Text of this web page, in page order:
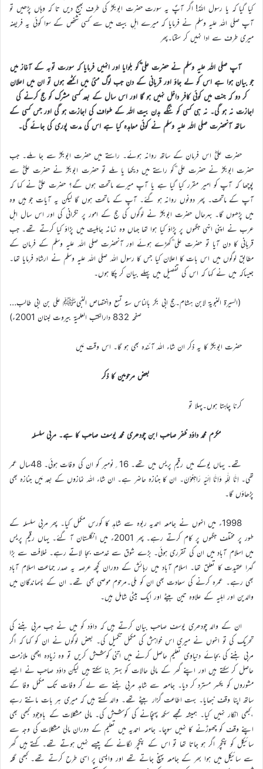
کیا گیا کہ یا رسول اللہؐ! اگر آپؐ یہ سورت حضرت ابوبکرؓ کی طرف بھیج دیں تا کہ وہاں پڑھیں تو
آپ صلی اللہ علیہ وسلم نے فرمایا کہ میرے اہلِ بیت میں سے کسی شخص کے سوا کوئی یہ فریضہ
میری طرف سے ادا نہیں کر سکتا۔پھر
آپ صلی اللہ علیہ وسلم نے حضرت علی ؓکو بلوایا اور انہیں فرمایا کہ سورت توبہ کے آغاز میں
جو بیان ہوا ہے اس کو لے جاؤ اور قربانی کے دن جب لوگ منیٰ میں اکٹھے ہوں تو ان میں اعلان
کر دو کہ جنت میں کوئی کافر داخل نہیں ہو گا اور اس سال کے بعد کسی مشرک کو حج کرنے کی
اجازت نہ ہو گی۔ نہ ہی کسی کو ننگے بدن بیت اللہ کے طواف کی اجازت ہو گی اور جس کسی کے
ساتھ آنحضرت صلی اللہ علیہ وسلم نے کوئی معاہدہ کیا ہے اس کی مدت پوری کی جائے گی۔
حضرت علیؓ اس فرمان کے ساتھ روانہ ہوئے۔ راستے میں حضرت ابوبکرؓ سے جا ملے۔ جب
حضرت ابوبکرؓ نے حضرت علی ؓکو راستے میں دیکھا یا ملے تو حضرت ابوبکرؓ نے حضرت علیؓ سے
پوچھا کہ آپ کو امیر مقرر کیا گیا ہے یا آپ میرے ماتحت ہوں گے؟ حضرت علیؓ نے کہا کہ
آپ کے ماتحت۔ پھر دونوں روانہ ہو گئے۔ آپ کے ماتحت ہوں گا لیکن یہ آیات جو ہیں وہ
میں پڑھوں گا۔ بہرحال حضرت ابوبکرؓ نے لوگوں کی حج کے امور پر نگرانی کی اور اس سال اہل
عرب نے اپنی انہی جگہوں پر پڑاؤ کیا ہوا تھا جہاں وہ زمانہ جاہلیت میں پڑاؤ کیا کرتے تھے۔ جب
قربانی کا دن آیا تو حضرت علی ؓکھڑے ہوئے اور آنحضرت صلی اللہ علیہ وسلم کے فرمان کے
مطابق لوگوں میں اس بات کا اعلان کیا جس کا رسول اللہ صلی اللہ علیہ وسلم نے ارشاد فرمایا تھا۔
جیساکہ میں نے کہا کہ اس کی تفصیل میں پہلے بیان کر چکا ہوں۔
(السیرۃ النبویۃ لابن ہشام۔حج ابی بکر بالناس سنۃ تسع واختصاص النبیﷺ علی بن ابی طالب…
صفحہ 832 دارالکتب العلمیۃ بیروت لبنان 2001ء)
حضرت ابوبکرؓ کا یہ ذکر ان شاء اللہ آئندہ بھی ہو گا۔ اس وقت مَیں
بعض مرحومین کا ذکر
کرنا چاہتا ہوں۔پہلا تو
مکرم محمد داؤد ظفر صاحب ابن چودھری محمد یوسف صاحب کا ہے۔ مربی سلسلہ
تھے۔ یہاں یوکے میں رقیم پریس میں تھے۔ 16؍نومبر کو ان کی وفات ہوئی۔ 48سال عمر
تھی۔ اِنَّا لِلّٰہِ وَاِنَّا اِلَیْہِ رَاجِعُوْنَ۔ ان کا جنازہ حاضر ہے۔ ان شاء اللہ نمازوں کے بعد مَیں جنازہ بھی
پڑھاؤں گا۔
1998ء میں انہوں نے جامعہ احمدیہ ربوہ سے شاہد کا کورس مکمل کیا۔ پھر مربی سلسلہ کے
طور پر مختلف جگہوں پر کام کرتے رہے۔ پھر 2001ء میں انگلستان آ گئے۔ یہاں رقیم پریس
میں اسلام آباد میں ان کی تقرری ہوئی۔ بڑے شوق سے خدمت بجا لاتے رہے۔ خلافت سے بڑا
گہرا عقیدت کا تعلق تھا۔ اسلام آباد میں رہائش کے دوران کچھ عرصہ یہ صدر جماعت اسلام آباد
بھی رہے۔ عمرہ کرنے کی سعادت بھی ان کو ملی۔مرحوم موصی بھی تھے۔ ان کے پسماندگان میں
والدین اور اہلیہ کے علاوہ تین بیٹے اور ایک بیٹی شامل ہیں۔
ان کے والد چودھری یوسف صاحب بیان کرتے ہیں کہ داؤد کو میں نے جب مربی بننے کی
تحریک کی تو انہوں نے میری اس خواہش کی مکمل تکمیل کی۔ بعض لوگوں نے ان کو کہا کہ اگر
مربی بننے کی بجائے دنیاوی تعلیم حاصل کرنے میں اتنی کوشش کریں تو وہ زیادہ اچھی ملازمت
حاصل کر سکتے ہیں اور اپنے گھر کے مالی حالات کو بہتر بنا سکتے ہیں لیکن داؤد صاحب نے ایسے
مشوروں کو یکسر مسترد کر دیا۔ جامعہ سے شاہد مربی بننے سے لے کر وفات تک مکمل وفا کے
ساتھ اپنا وقف نبھایا۔ بہت اطاعت گزار بیٹے تھے۔ والد کہتے ہیں کہ میری ہر بات مانتے رہے
،کبھی انکار نہیں کیا۔ ہمیشہ مجھے سکھ پہنچانے کی کوشش کی۔ مالی مشکلات کے باوجود کبھی بھی
اپنے وقف کو چھوڑنے کا نہیں سوچا۔ جامعہ احمدیہ میں تعلیم کے دوران مالی مشکلات کی وجہ سے
سائیکل کو پنکچر اگر ہو جاتا تھا تو اس کے پنکچر لگانے کے پیسے نہیں ہوتے تھے۔ کہتے ہیں گھر
سے سائیکل میں ہوا بھر کے جامعہ پہنچ جاتے تھے اور واپسی پر اسی طرح کرتے تھے۔ کبھی گلہ